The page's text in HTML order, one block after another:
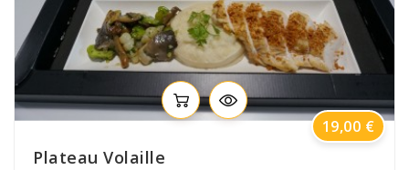
Plateau Volaille
Prix
19,00 €